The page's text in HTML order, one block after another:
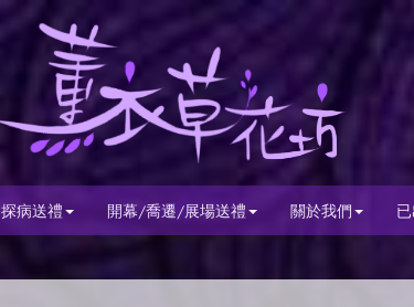
探病送禮 開幕/喬遷/展場送禮 關於我們